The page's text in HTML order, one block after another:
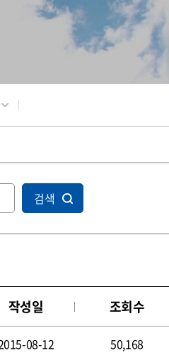
검색
작성일 조회수
08-12 50,168